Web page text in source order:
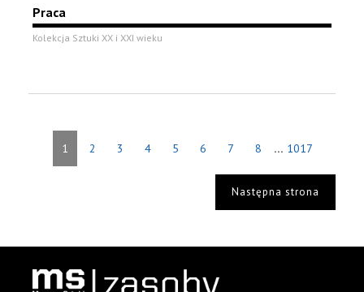
Praca
Kolekcja Sztuki XX i XXI wieku
1 2 3 4 5 6 7 8 ... 1017
Następna strona